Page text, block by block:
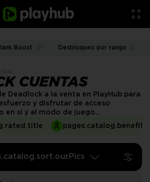
Boost Desbloqueo por rango
CUENTAS
Deadlock a la venta en PlayHub para
y disfrutar de acceso
en sí y al modo de juego
mercado garantiza que obtengas
rápidamente y la oportunidad de
cubierto!